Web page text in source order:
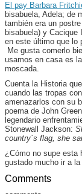
El pay Barbara
bisabuela, Adela; de
también era un
bisabuela) y
en este último que lo
Me gusta comerlo
usamos en casa es
moscada.
Cuenta la Historia que
cuando las tropas
amenazarlos con su
poema de John
legendario
Stonewall Jackson:
country`s flag, she
¿Cómo no supe esta
gustado mucho ir a
Comments